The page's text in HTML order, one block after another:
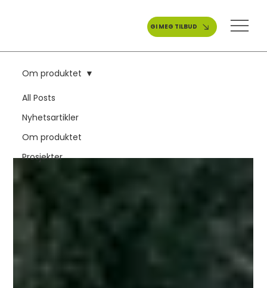
GI MEG TILBUD
All Posts
Nyhetsartikler
Om produktet
Prosjekter
Om produktet
Om produktet